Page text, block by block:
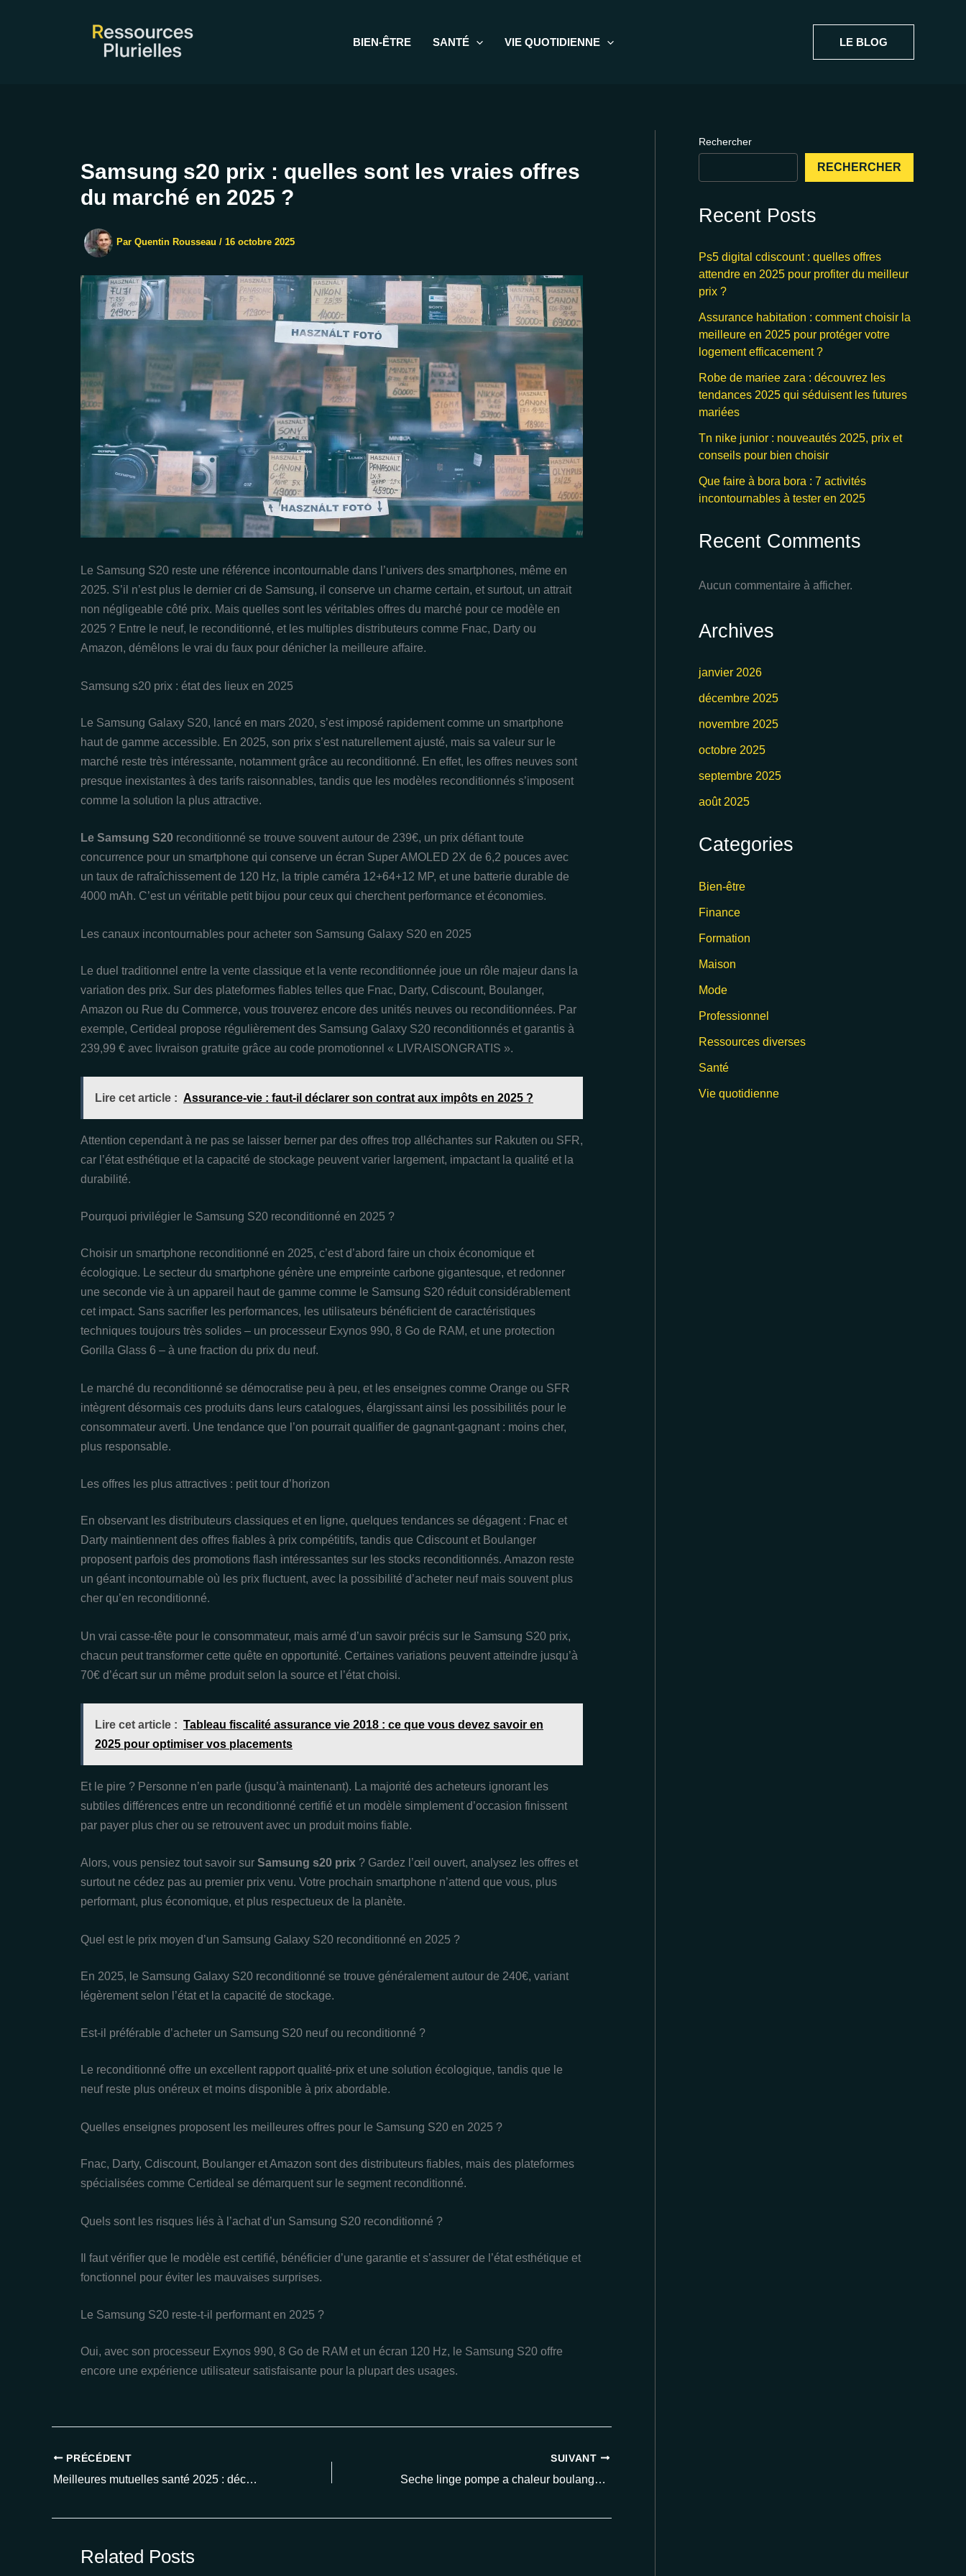
BIEN-ÊTRE SANTÉ VIE QUOTIDIENNE LE BLOG
Samsung s20 prix : quelles sont les vraies offres
du marché en 2025 ?
Par Quentin Rousseau / 16 octobre 2025
Le Samsung S20 reste une référence incontournable dans l’univers des smartphones, même en
2025. S’il n’est plus le dernier cri de Samsung, il conserve un charme certain, et surtout, un attrait
non négligeable côté prix. Mais quelles sont les véritables offres du marché pour ce modèle en
2025 ? Entre le neuf, le reconditionné, et les multiples distributeurs comme Fnac, Darty ou
Amazon, démêlons le vrai du faux pour dénicher la meilleure affaire.
Samsung s20 prix : état des lieux en 2025
Le Samsung Galaxy S20, lancé en mars 2020, s’est imposé rapidement comme un smartphone
haut de gamme accessible. En 2025, son prix s’est naturellement ajusté, mais sa valeur sur le
marché reste très intéressante, notamment grâce au reconditionné. En effet, les offres neuves sont
presque inexistantes à des tarifs raisonnables, tandis que les modèles reconditionnés s’imposent
comme la solution la plus attractive.
Le Samsung S20 reconditionné se trouve souvent autour de 239€, un prix défiant toute
concurrence pour un smartphone qui conserve un écran Super AMOLED 2X de 6,2 pouces avec
un taux de rafraîchissement de 120 Hz, la triple caméra 12+64+12 MP, et une batterie durable de
4000 mAh. C’est un véritable petit bijou pour ceux qui cherchent performance et économies.
Les canaux incontournables pour acheter son Samsung Galaxy S20 en 2025
Le duel traditionnel entre la vente classique et la vente reconditionnée joue un rôle majeur dans la
variation des prix. Sur des plateformes fiables telles que Fnac, Darty, Cdiscount, Boulanger,
Amazon ou Rue du Commerce, vous trouverez encore des unités neuves ou reconditionnées. Par
exemple, Certideal propose régulièrement des Samsung Galaxy S20 reconditionnés et garantis à
239,99 € avec livraison gratuite grâce au code promotionnel « LIVRAISONGRATIS ».
Lire cet article : Assurance-vie : faut-il déclarer son contrat aux impôts en 2025 ?
Attention cependant à ne pas se laisser berner par des offres trop alléchantes sur Rakuten ou SFR,
car l’état esthétique et la capacité de stockage peuvent varier largement, impactant la qualité et la
durabilité.
Pourquoi privilégier le Samsung S20 reconditionné en 2025 ?
Choisir un smartphone reconditionné en 2025, c’est d’abord faire un choix économique et
écologique. Le secteur du smartphone génère une empreinte carbone gigantesque, et redonner
une seconde vie à un appareil haut de gamme comme le Samsung S20 réduit considérablement
cet impact. Sans sacrifier les performances, les utilisateurs bénéficient de caractéristiques
techniques toujours très solides – un processeur Exynos 990, 8 Go de RAM, et une protection
Gorilla Glass 6 – à une fraction du prix du neuf.
Le marché du reconditionné se démocratise peu à peu, et les enseignes comme Orange ou SFR
intègrent désormais ces produits dans leurs catalogues, élargissant ainsi les possibilités pour le
consommateur averti. Une tendance que l’on pourrait qualifier de gagnant-gagnant : moins cher,
plus responsable.
Les offres les plus attractives : petit tour d’horizon
En observant les distributeurs classiques et en ligne, quelques tendances se dégagent : Fnac et
Darty maintiennent des offres fiables à prix compétitifs, tandis que Cdiscount et Boulanger
proposent parfois des promotions flash intéressantes sur les stocks reconditionnés. Amazon reste
un géant incontournable où les prix fluctuent, avec la possibilité d’acheter neuf mais souvent plus
cher qu’en reconditionné.
Un vrai casse-tête pour le consommateur, mais armé d’un savoir précis sur le Samsung S20 prix,
chacun peut transformer cette quête en opportunité. Certaines variations peuvent atteindre jusqu’à
70€ d’écart sur un même produit selon la source et l’état choisi.
Lire cet article : Tableau fiscalité assurance vie 2018 : ce que vous devez savoir en
2025 pour optimiser vos placements
Et le pire ? Personne n’en parle (jusqu’à maintenant). La majorité des acheteurs ignorant les
subtiles différences entre un reconditionné certifié et un modèle simplement d’occasion finissent
par payer plus cher ou se retrouvent avec un produit moins fiable.
Alors, vous pensiez tout savoir sur Samsung s20 prix ? Gardez l’œil ouvert, analysez les offres et
surtout ne cédez pas au premier prix venu. Votre prochain smartphone n’attend que vous, plus
performant, plus économique, et plus respectueux de la planète.
Quel est le prix moyen d’un Samsung Galaxy S20 reconditionné en 2025 ?
En 2025, le Samsung Galaxy S20 reconditionné se trouve généralement autour de 240€, variant
légèrement selon l’état et la capacité de stockage.
Est-il préférable d’acheter un Samsung S20 neuf ou reconditionné ?
Le reconditionné offre un excellent rapport qualité-prix et une solution écologique, tandis que le
neuf reste plus onéreux et moins disponible à prix abordable.
Quelles enseignes proposent les meilleures offres pour le Samsung S20 en 2025 ?
Fnac, Darty, Cdiscount, Boulanger et Amazon sont des distributeurs fiables, mais des plateformes
spécialisées comme Certideal se démarquent sur le segment reconditionné.
Quels sont les risques liés à l’achat d’un Samsung S20 reconditionné ?
Il faut vérifier que le modèle est certifié, bénéficier d’une garantie et s’assurer de l’état esthétique et
fonctionnel pour éviter les mauvaises surprises.
Le Samsung S20 reste-t-il performant en 2025 ?
Oui, avec son processeur Exynos 990, 8 Go de RAM et un écran 120 Hz, le Samsung S20 offre
encore une expérience utilisateur satisfaisante pour la plupart des usages.
PRÉCÉDENT
Meilleures mutuelles santé 2025 : découvrez notre top 10 pour une couverture optimale
SUIVANT
Seche linge pompe a chaleur boulanger : découvrez les meilleurs modèles et promos en 2025
Related Posts
Rechercher
RECHERCHER
Recent Posts
Ps5 digital cdiscount : quelles offres
attendre en 2025 pour profiter du meilleur
prix ?
Assurance habitation : comment choisir la
meilleure en 2025 pour protéger votre
logement efficacement ?
Robe de mariee zara : découvrez les
tendances 2025 qui séduisent les futures
mariées
Tn nike junior : nouveautés 2025, prix et
conseils pour bien choisir
Que faire à bora bora : 7 activités
incontournables à tester en 2025
Recent Comments
Aucun commentaire à afficher.
Archives
janvier 2026
décembre 2025
novembre 2025
octobre 2025
septembre 2025
août 2025
Categories
Bien-être
Finance
Formation
Maison
Mode
Professionnel
Ressources diverses
Santé
Vie quotidienne